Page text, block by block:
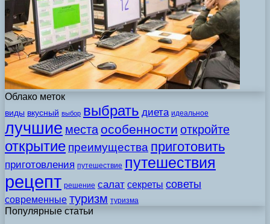
Облако меток
виды вкусный выбор выбрать диета идеальное
лучшие места особенности откройте
открытие преимущества приготовить
приготовления путешествие путешествия
рецепт решение салат секреты советы
современные туризм туризма
Популярные статьи